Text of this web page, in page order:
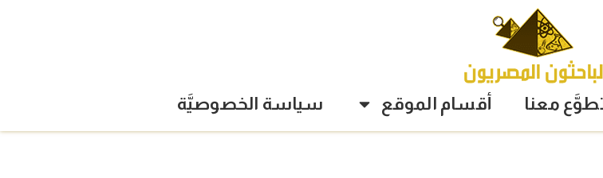
معنا أقسام الموقع سياسة الخصوصيَّة